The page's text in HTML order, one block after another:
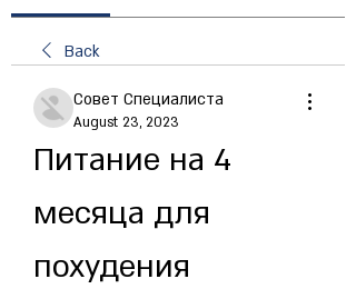
Back
Совет Специалиста
August 23, 2023
Питание на 4
месяца для
похудения